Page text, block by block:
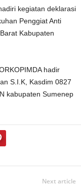
kegiatan deklarasi
Penggiat Anti
Kabupaten
hadir
S.I.K, Kasdim 0827
kabupaten Sumenep
Next article